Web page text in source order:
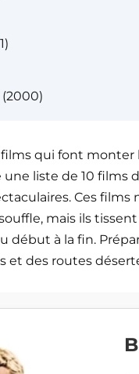
qui font
une liste de 10
Ces
mais ils
à la fin.
et des routes